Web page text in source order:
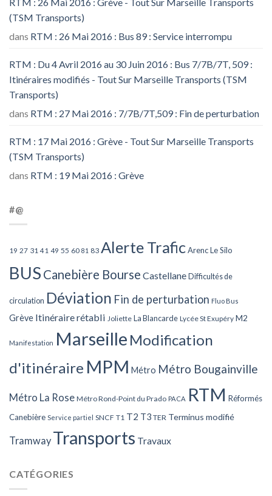
RTM : 26 Mai 2016 : Grève - Tout Sur Marseille Transports
(TSM Transports)
dans RTM : 26 Mai 2016 : Bus 89 : Service interrompu
RTM : Du 4 Avril 2016 au 30 Juin 2016 : Bus 7/7B/7T, 509 :
Itinéraires modifiés - Tout Sur Marseille Transports (TSM
Transports)
dans RTM : 27 Mai 2016 : 7/7B/7T,509 : Fin de perturbation
RTM : 17 Mai 2016 : Grève - Tout Sur Marseille Transports
(TSM Transports)
dans RTM : 19 Mai 2016 : Grève
#@
19 27 31 41 49 55 60 81 83 Alerte TraficArenc Le Silo
BUS Canebière Bourse Castellane Difficultés de
circulation Déviation Fin de perturbation Fluo Bus
Grève Itinéraire rétabli Joliette La Blancarde Lycée St Exupéry M2
Manifestation Marseille Modification
d'itinéraire MPM Métro Métro Bougainville
Métro La Rose Métro Rond-Point du Prado PACA RTM Réformés
Canebière Service partiel SNCF T1 T2 T3 TER Terminus modifié
Tramway Transports Travaux
CATÉGORIES